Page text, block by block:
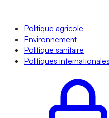
Politique agricole
Environnement
Politique sanitaire
Politiques internationales